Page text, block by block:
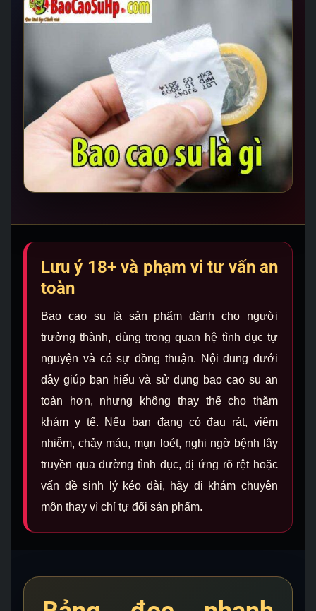
Lưu ý 18+ và phạm vi tư vấn an
toàn
Bao cao su là sản phẩm dành cho người
trưởng thành, dùng trong quan hệ tình dục tự
nguyện và có sự đồng thuận. Nội dung dưới
đây giúp bạn hiểu và sử dụng bao cao su an
toàn hơn, nhưng không thay thế cho thăm
khám y tế. Nếu bạn đang có đau rát, viêm
nhiễm, chảy máu, mụn loét, nghi ngờ bệnh lây
truyền qua đường tình dục, dị ứng rõ rệt hoặc
vấn đề sinh lý kéo dài, hãy đi khám chuyên
môn thay vì chỉ tự đổi sản phẩm.